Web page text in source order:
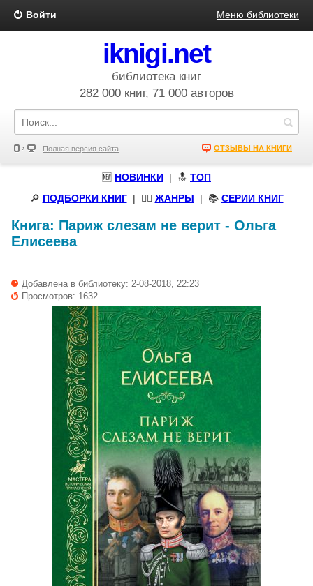
Войти Меню библиотеки
iknigi.net
библиотека книг
282 000 книг, 71 000 авторов
Полная версия сайта ОТЗЫВЫ НА КНИГИ
🆕 НОВИНКИ | 🔝 ТОП
🔎 ПОДБОРКИ КНИГ| 🧝‍♀️ ЖАНРЫ | 📚 СЕРИИ КНИГ
Книга: Париж слезам не верит - Ольга
Елисеева
Добавлена в библиотеку: 2-08-2018, 22:23
Просмотров: 1632